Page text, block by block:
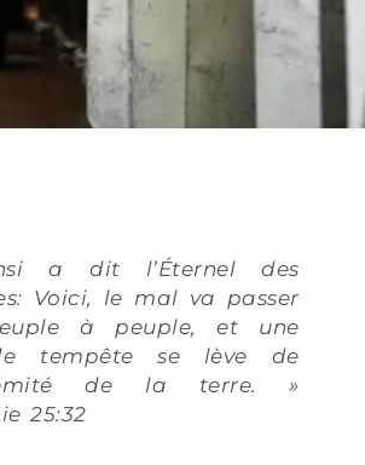
a dit l’Éternel des
Voici, le mal va passer
à peuple, et une
tempête se lève de
de la terre. »
25:32